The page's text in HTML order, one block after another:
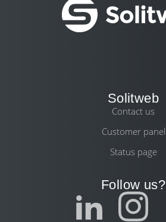
Solitweb
Contact us
Customer panel
Status page
Follow us?